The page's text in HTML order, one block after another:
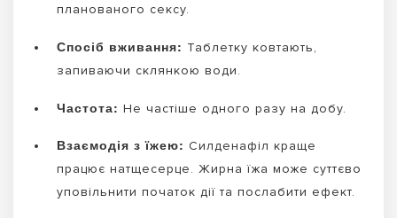
планованого сексу.
Спосіб вживання: Таблетку ковтають,
запиваючи склянкою води.
Частота: Не частіше одного разу на добу.
Взаємодія з їжею: Силденафіл краще
працює натщесерце. Жирна їжа може суттєво
уповільнити початок дії та послабити ефект.